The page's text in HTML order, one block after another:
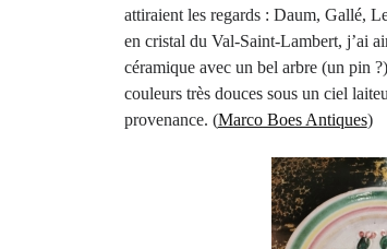
attiraient les regards : Daum, Gallé,
en cristal du Val-Saint-Lambert, j’ai
céramique avec un bel arbre (un pin
couleurs très douces sous un ciel
provenance. (Marco Boes Antiques)